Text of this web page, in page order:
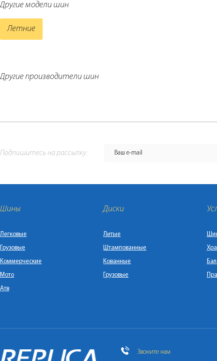
Другие модели шин
Летние
Другие производители шин
Подпишитесь на рассылку:
Шины
Легковые
Грузовые
Коммерческие
Мото
Атв
Диски
Литые
Штампованные
Кованные
Грузовые
Звоните нам